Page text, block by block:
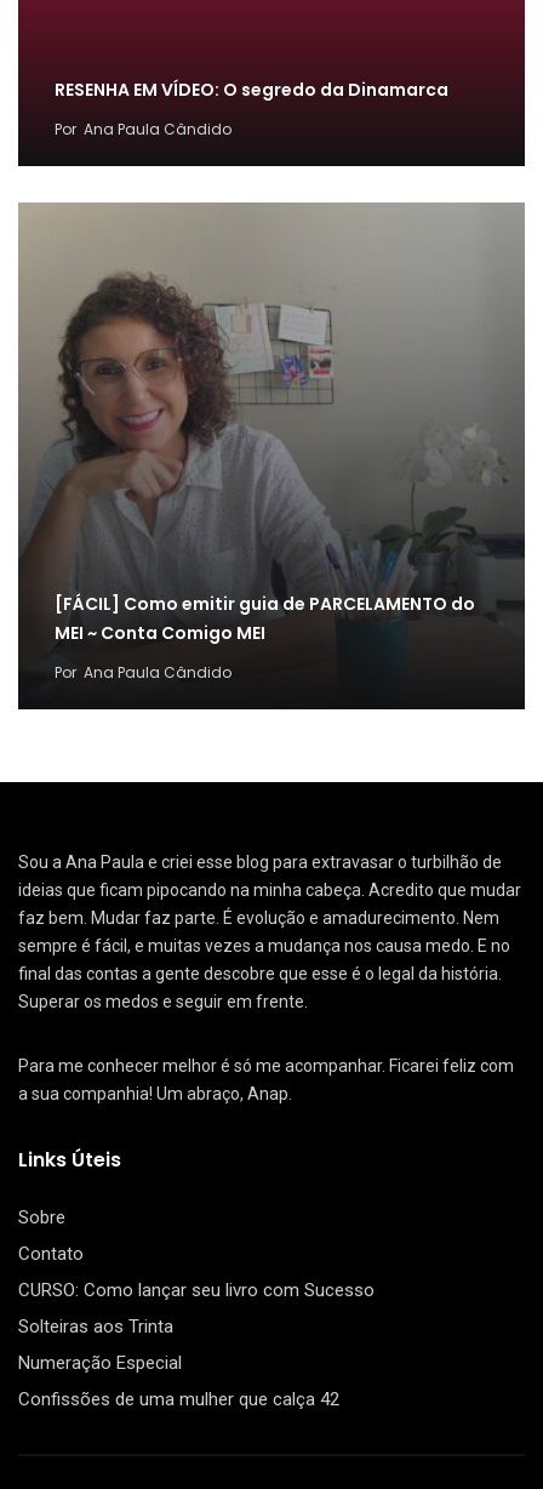
RESENHA EM VÍDEO: O segredo da Dinamarca
Por Ana Paula Cândido
[FÁCIL] Como emitir guia de PARCELAMENTO do
MEI ~ Conta Comigo MEI
Por Ana Paula Cândido
Sou a Ana Paula e criei esse blog para extravasar o turbilhão de
ideias que ficam pipocando na minha cabeça. Acredito que mudar
faz bem. Mudar faz parte. É evolução e amadurecimento. Nem
sempre é fácil, e muitas vezes a mudança nos causa medo. E no
final das contas a gente descobre que esse é o legal da história.
Superar os medos e seguir em frente.
Para me conhecer melhor é só me acompanhar. Ficarei feliz com
a sua companhia! Um abraço, Anap.
Links Úteis
Sobre
Contato
CURSO: Como lançar seu livro com Sucesso
Solteiras aos Trinta
Numeração Especial
Confissões de uma mulher que calça 42